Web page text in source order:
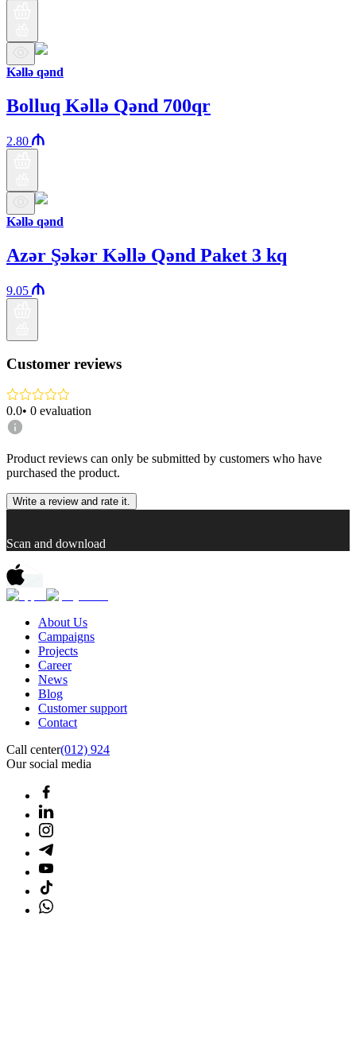
Kəllə qənd
Bolluq Kəllə Qənd 700qr
2.80
Kəllə qənd
Azər Şəkər Kəllə Qənd Paket 3 kq
9.05
Customer reviews
0.0• 0 evaluation
Product reviews can only be submitted by customers who have
purchased the product.
Write a review and rate it.
Scan and download
About Us
Campaigns
Projects
Career
News
Blog
Customer support
Contact
Call center(012) 924
Our social media